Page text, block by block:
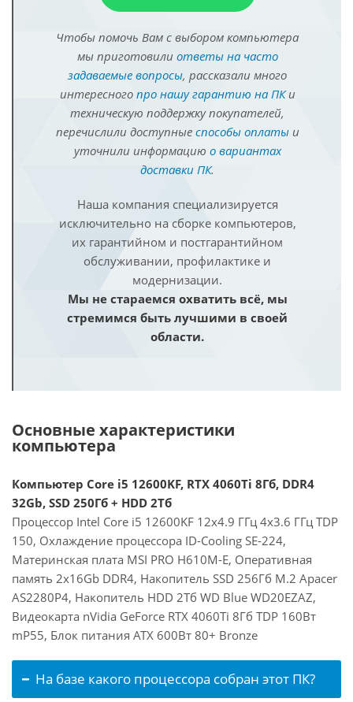
Чтобы помочь Вам с выбором компьютера
мы приготовили ответы на часто
задаваемые вопросы, рассказали много
интересного про нашу гарантию на ПКи
техническую поддержку покупателей,
перечислили доступные способы оплатыи
уточнили информацию о вариантах
доставки ПК.
Наша компания специализируется
исключительно на сборке компьютеров,
их гарантийном и постгарантийном
обслуживании, профилактике и
модернизации.
Мы не стараемся охватить всё, мы
стремимся быть лучшими в своей
области.
Основные характеристики
компьютера
Компьютер Core i5 12600KF, RTX 4060Ti 8Гб, DDR4
32Gb, SSD 250Гб + HDD 2Тб
Процессор Intel Core i5 12600KF 12x4.9 ГГц 4x3.6 ГГц TDP
150, Охлаждение процессора ID-Cooling SE-224,
Материнская плата MSI PRO H610M-E, Оперативная
память 2x16Gb DDR4, Накопитель SSD 256Гб M.2 Apacer
AS2280P4, Накопитель HDD 2Тб WD Blue WD20EZAZ,
Видеокарта nVidia GeForce RTX 4060Ti 8Гб TDP 160Вт
mP55, Блок питания ATX 600Вт 80+ Bronze
На базе какого процессора собран этот ПК?